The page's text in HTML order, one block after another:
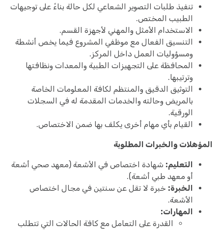
تنفيذ طلبات التصوير الشعاعي لكل حالة بناءً على توجيهات
الطبيب المختص.
الاستخدام الأمثل والمهني لأجهزة القسم.
التنسيق الفعال مع موظفي المشروع فيما يخص أنشطة
ومسؤوليات العمل داخل المركز.
المحافظة على التجهيزات الطبية والمعدات ونظافتها
وترتيبها.
التوثيق الدقيق والمنتظم لكافة المعلومات الخاصة
بالمريض وحالته والخدمات المقدمة له في السجلات
الورقية.
القيام بأي مهام أخرى يكلف بها ضمن الاختصاص.
المؤهلات والخبرات المطلوبة
التعليم: شهادة اختصاص في الأشعة (معهد صحي أشعة
أو معهد طبي أشعة).
الخبرة: خبرة لا تقل عن سنتين في مجال اختصاص
الأشعة.
المهارات:
القدرة على التعامل مع كافة الحالات التي تتطلب